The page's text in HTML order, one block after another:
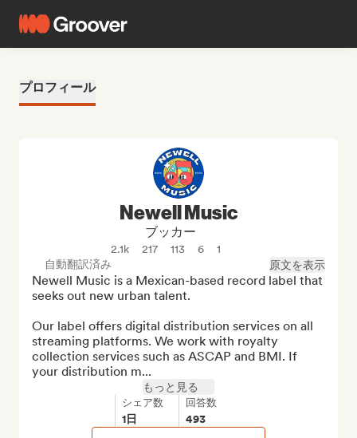
プロフィール
Newell Music
ブッカー
2.1k 217 113 6
1
自動翻訳済み
原文を表示
Newell Music is a Mexican-based record label that
seeks out new urban talent.
Our label offers digital distribution services on all
streaming platforms. We work with royalty
collection services such as ASCAP and BMI. If
your distribution m...
もっと見る
シェア数
1日
回答数
493